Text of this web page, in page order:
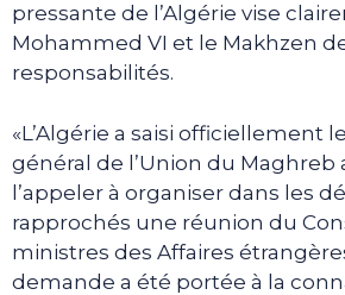
pressante de l’Algérie vise
Mohammed VI et le Makhzen
responsabilités.
«L’Algérie a saisi officiellement
général de l’Union du Maghreb
l’appeler à organiser dans les
rapprochés une réunion du
ministres des Affaires
demande a été portée à la